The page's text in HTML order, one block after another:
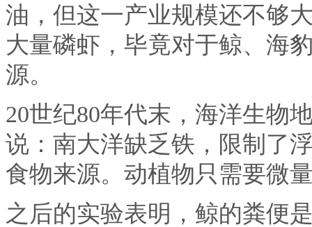
油，但这一产业规模还不够
大量磷虾，毕竟对于鲸、海
源。
20世纪80年代末，海洋生物
说：南大洋缺乏铁，限制了
食物来源。动植物只需要微
之后的实验表明，鲸的粪便